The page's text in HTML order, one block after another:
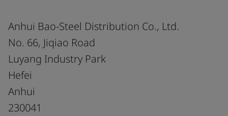
Anhui Bao-Steel Distribution Co., Ltd.
No. 66, Jiqiao Road
Luyang Industry Park
Hefei
Anhui
230041